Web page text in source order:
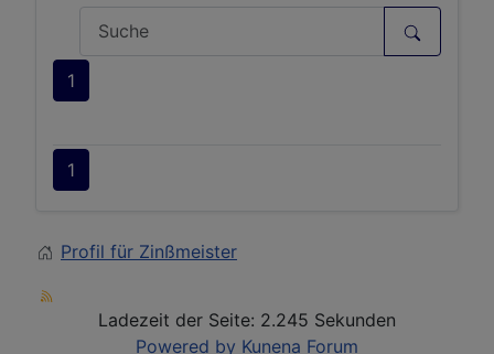
1
1
Profil für Zinßmeister
Ladezeit der Seite: 2.245 Sekunden
Powered by Kunena Forum